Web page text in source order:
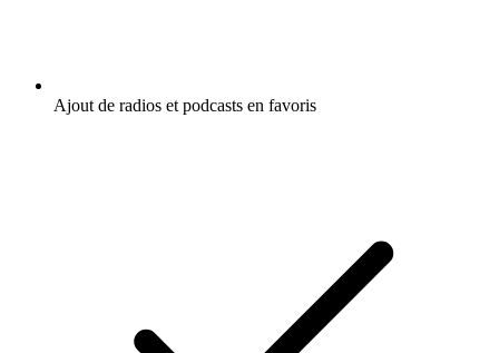
Ajout de radios et podcasts en favoris